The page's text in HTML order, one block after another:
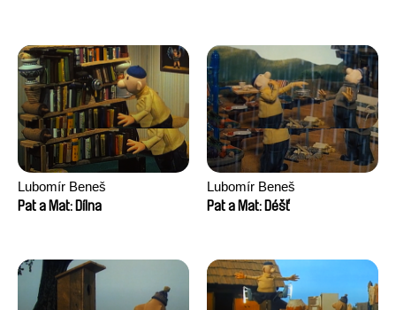
Lubomír Beneš
Pat a Mat: Dílna
Lubomír Beneš
Pat a Mat: Déšť